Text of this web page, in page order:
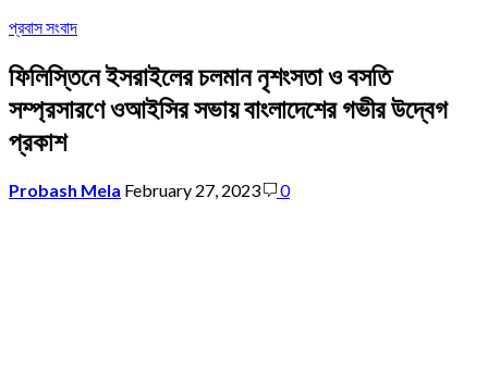
প্রবাস সংবাদ
ফিলিস্তিনে ইসরাইলের চলমান নৃশংসতা ও বসতি
সম্প্রসারণে ওআইসির সভায় বাংলাদেশের গভীর উদ্বেগ
প্রকাশ
Probash Mela February 27, 2023 0